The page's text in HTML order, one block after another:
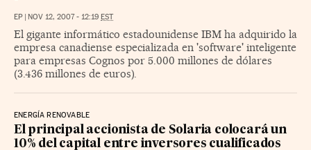
EP | NOV 12, 2007 - 12:19 EST
El gigante informático estadounidense IBM ha adquirido la
empresa canadiense especializada en 'software' inteligente
para empresas Cognos por 5.000 millones de dólares
(3.436 millones de euros).
ENERGÍA RENOVABLE
El principal accionista de Solaria colocará un
10% del capital entre inversores cualificados